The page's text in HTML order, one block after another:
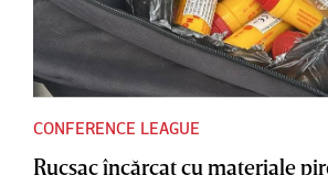
CONFERENCE LEAGUE
Rucsac încărcat cu materiale